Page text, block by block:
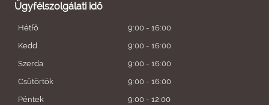
Ügyfélszolgálati idő
Hétfő
9:00 - 16:00
Kedd
9:00 - 16:00
Szerda
9:00 - 16:00
Csütörtök
9:00 - 16:00
Péntek
9:00 - 12:00